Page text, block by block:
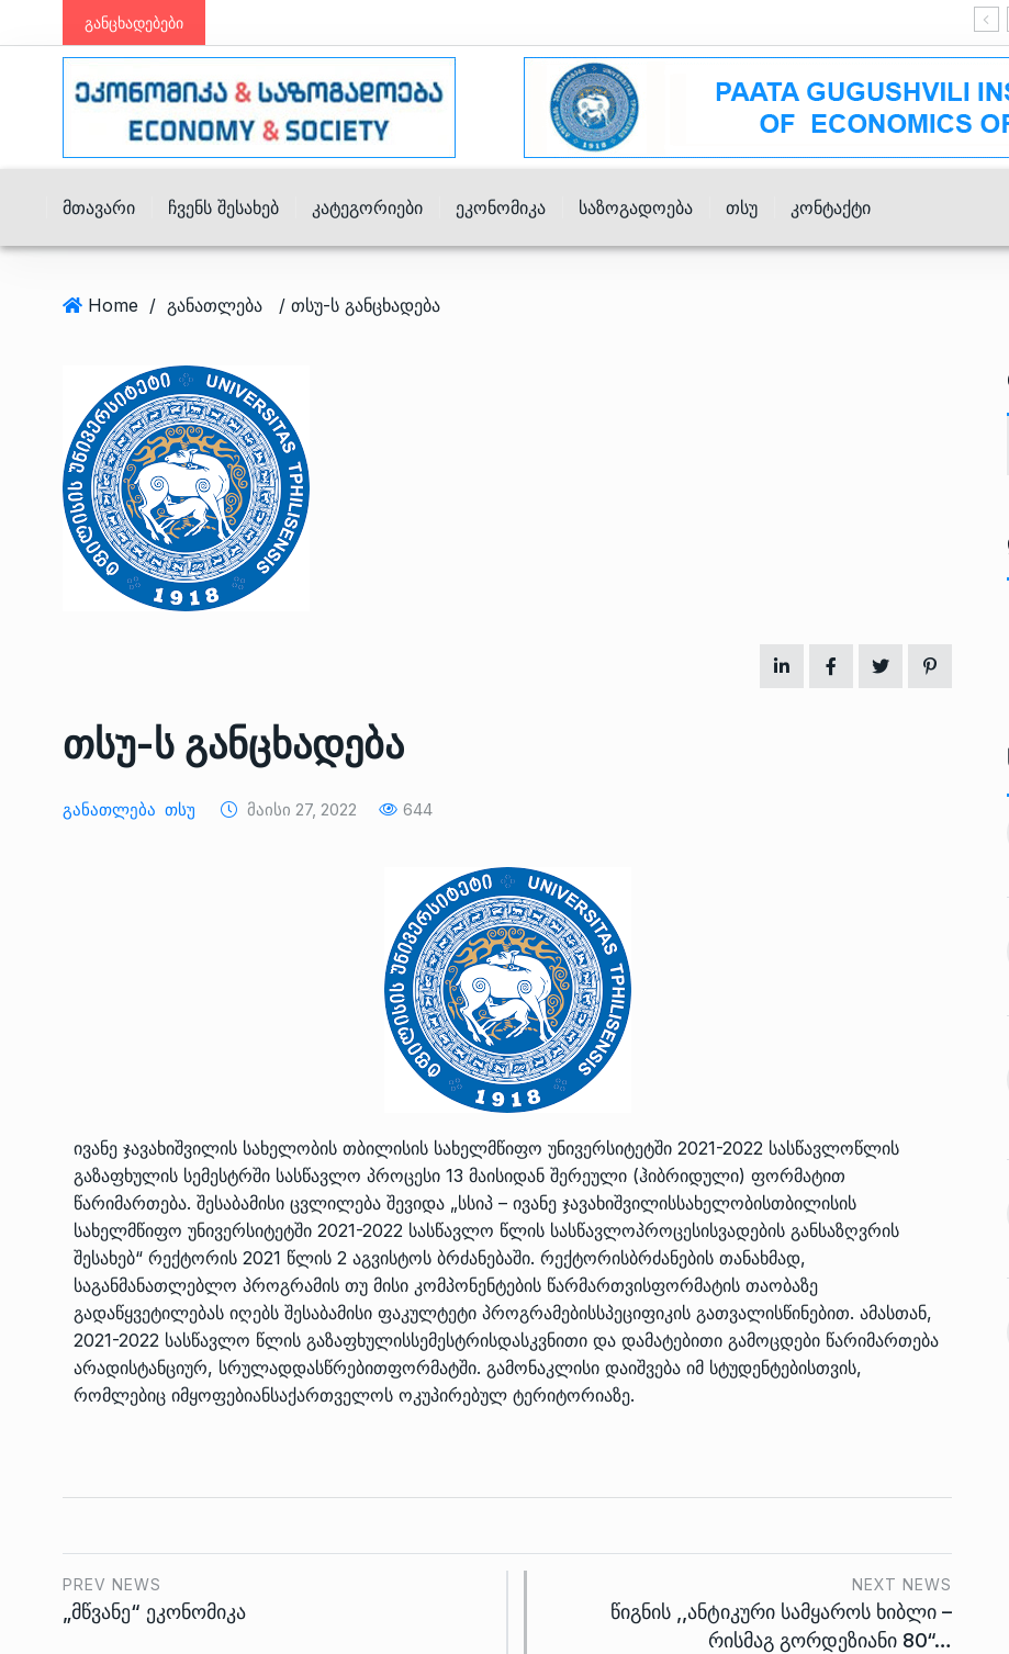
განცხადებები
Მთავარი Ჩვენს Შესახებ Კატეგორიები Ეკონომიკა Საზოგადოება Თსუ Კონტაქტი
Home / განათლება / თსუ-ს განცხადება
თსუ-ს განცხადება
Განათლება Თსუ Მაისი 27, 2022 644
ივანე ჯავახიშვილის სახელობის თბილისის სახელმწიფო უნივერსიტეტში 2021-2022 სასწავლოწლის
გაზაფხულის სემესტრში სასწავლო პროცესი 13 მაისიდან შერეული (ჰიბრიდული) ფორმატით
წარიმართება. შესაბამისი ცვლილება შევიდა „სსიპ – ივანე ჯავახიშვილისსახელობისთბილისის
სახელმწიფო უნივერსიტეტში 2021-2022 სასწავლო წლის სასწავლოპროცესისვადების განსაზღვრის
შესახებ“ რექტორის 2021 წლის 2 აგვისტოს ბრძანებაში. რექტორისბრძანების თანახმად,
საგანმანათლებლო პროგრამის თუ მისი კომპონენტების წარმართვისფორმატის თაობაზე
გადაწყვეტილებას იღებს შესაბამისი ფაკულტეტი პროგრამებისსპეციფიკის გათვალისწინებით. ამასთან,
2021-2022 სასწავლო წლის გაზაფხულისსემესტრისდასკვნითი და დამატებითი გამოცდები წარიმართება
არადისტანციურ, სრულადდასწრებითფორმატში. გამონაკლისი დაიშვება იმ სტუდენტებისთვის,
რომლებიც იმყოფებიანსაქართველოს ოკუპირებულ ტერიტორიაზე.
PREV NEWS
„მწვანე“ ეკონომიკა
NEXT NEWS
წიგნის ,,ანტიკური სამყაროს ხიბლი –
რისმაგ გორდეზიანი 80“…
ოთარ შამუგია ბაქოში გამართულ
გოგიტა თოდრაძე საქართველოს
სტატისტიკის ეროვნული
სამსახურის…
10/05/2022
საქართველოს რკინიგზის
გენერალურმა დირექტორმა შუა
ᲔᲙᲝᲜᲝᲛᲘᲙᲐ 11/05/2022
9
თბილისის ზაქარია ფალიაშვილის
სახელობის ოპერისა და
ბალეტის…
ᲙᲣᲚᲢᲣᲠᲐ 13/05/2022
10
თბილისის ზაქარია ფალიაშვილის
სახელობის ოპერისა და
ბალეტის…
12
14
პრემიერ-მინისტრი ირაკლი
ღარიბაშვილი ოზურგეთის
ტექნოპარკში სტარტაპერებს…
ᲒᲐᲜᲐᲗᲚᲔᲑᲐ 15/05/2022
15
პრემიერ-მინისტრმა ირაკლი
ღარიბაშვილმა ახლად
რეაბილიტირებული ოზურგეთის…